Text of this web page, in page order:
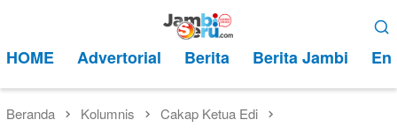
kontenMobile
HOME Advertorial Berita Berita Jambi
Beranda Kolumnis Cakap Ketua Edi